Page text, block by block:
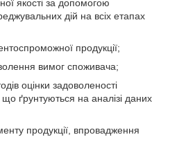
якості за допомогою
дій на всіх етапах
продукції;
вимог споживача;
оцінки задоволеності
що ґрунтуються на аналізі даних
продукції, впровадження